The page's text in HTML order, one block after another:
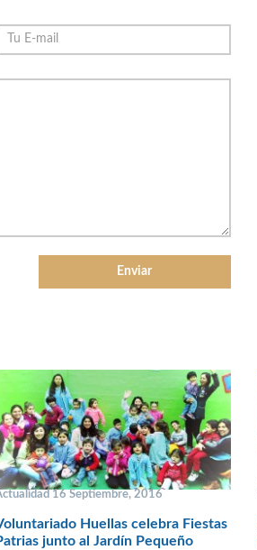
16 Septiembre, 2016
Huellas celebra Fiestas
junto al Jardín Pequeño